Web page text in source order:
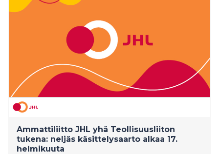
Ammattiliitto JHL yhä Teollisuusliiton
tukena: neljäs käsittelysaarto alkaa 17.
helmikuuta